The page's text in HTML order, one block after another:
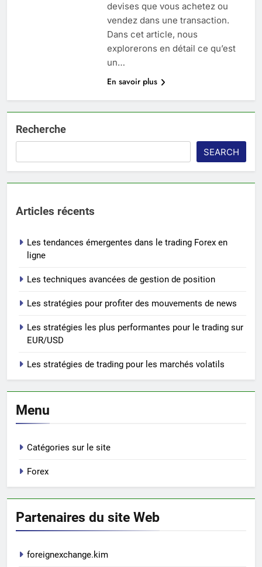
devises que vous achetez ou
vendez dans une transaction.
Dans cet article, nous
explorerons en détail ce qu’est
un…
En savoir plus
Recherche
SEARCH
Articles récents
Les tendances émergentes dans le trading Forex en
ligne
Les techniques avancées de gestion de position
Les stratégies pour profiter des mouvements de news
Les stratégies les plus performantes pour le trading sur
EUR/USD
Les stratégies de trading pour les marchés volatils
Menu
Catégories sur le site
Forex
Partenaires du site Web
foreignexchange.kim